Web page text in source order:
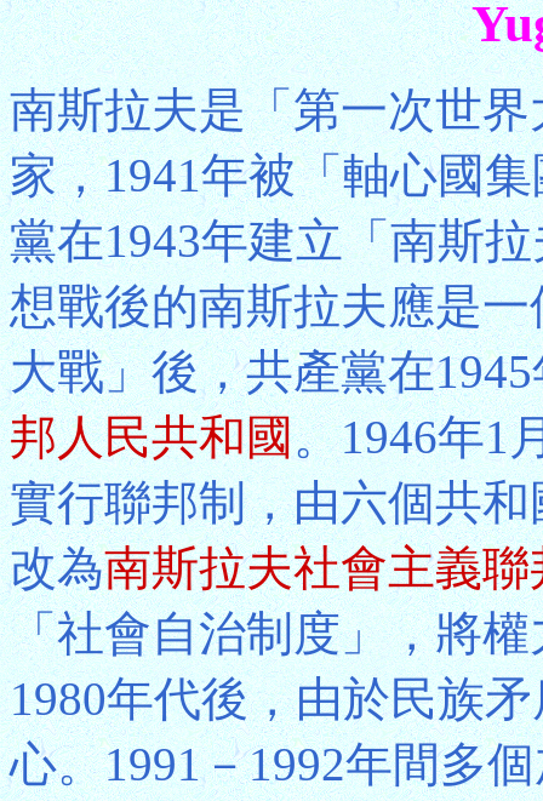
南斯拉夫是「第一次世
家，1941年被「軸心國
黨在1943年建立「南斯
想戰後的南斯拉夫應是
大戰」後，共產黨在
邦人民共和國。1946年1
實行聯邦制，由六個共
改為南斯拉夫社會主義
「社會自治制度」，將
1980年代後，由於民族
心。1991－1992年間多